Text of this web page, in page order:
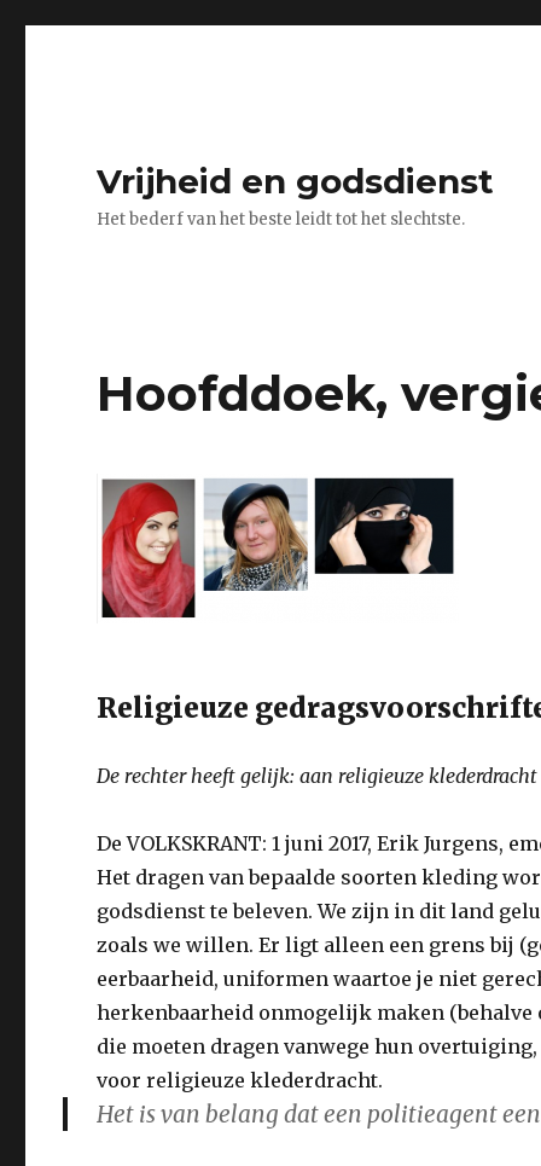
Vrijheid en godsdienst
Het bederf van het beste leidt tot het slechtste.
Hoofddoek,
Religieuze
De rechter heeft gelijk: aan religieuze
De VOLKSKRANT:1 juni 2017,Erik Jurgens,
Het dragen van bepaalde soorten kleding
godsdienst te beleven. We zijn in dit land
zoals we willen. Er ligt alleen een grens bij
eerbaarheid, uniformen waartoe je niet
herkenbaarheid onmogelijk maken (behalve
die moeten dragen vanwege hun
voor religieuze klederdracht.
Het is van belang dat een politieagent